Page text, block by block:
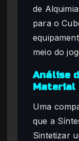
de
para o
meio do
Análise
Material
Uma
que a
Sintetizar